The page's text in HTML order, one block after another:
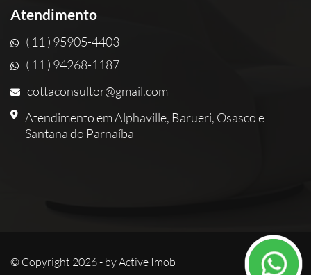
Atendimento
( 11 ) 95905-4403
( 11 ) 94268-1187
cottaconsultor@gmail.com
Atendimento em Alphaville, Barueri, Osasco e
Santana do Parnaíba
© Copyright 2026 - byActive Imob